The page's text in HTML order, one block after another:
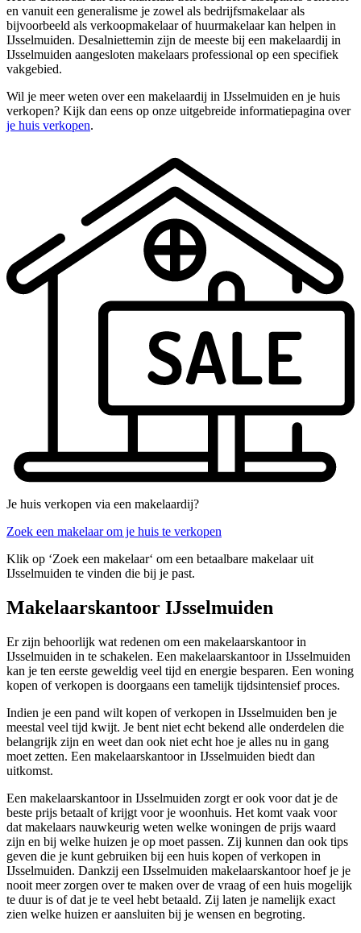
en vanuit een generalisme je zowel als bedrijfsmakelaar als
bijvoorbeeld als verkoopmakelaar of huurmakelaar kan helpen in
IJsselmuiden. Desalniettemin zijn de meeste bij een makelaardij in
IJsselmuiden aangesloten makelaars professional op een specifiek
vakgebied.
Wil je meer weten over een makelaardij in IJsselmuiden en je huis
verkopen? Kijk dan eens op onze uitgebreide informatiepagina over
je huis verkopen.
Je huis verkopen via een makelaardij?
Zoek een makelaar om je huis te verkopen
Klik op ‘Zoek een makelaar‘ om een betaalbare makelaar uit
IJsselmuiden te vinden die bij je past.
Makelaarskantoor IJsselmuiden
Er zijn behoorlijk wat redenen om een makelaarskantoor in
IJsselmuiden in te schakelen. Een makelaarskantoor in IJsselmuiden
kan je ten eerste geweldig veel tijd en energie besparen. Een woning
kopen of verkopen is doorgaans een tamelijk tijdsintensief proces.
Indien je een pand wilt kopen of verkopen in IJsselmuiden ben je
meestal veel tijd kwijt. Je bent niet echt bekend alle onderdelen die
belangrijk zijn en weet dan ook niet echt hoe je alles nu in gang
moet zetten. Een makelaarskantoor in IJsselmuiden biedt dan
uitkomst.
Een makelaarskantoor in IJsselmuiden zorgt er ook voor dat je de
beste prijs betaalt of krijgt voor je woonhuis. Het komt vaak voor
dat makelaars nauwkeurig weten welke woningen de prijs waard
zijn en bij welke huizen je op moet passen. Zij kunnen dan ook tips
geven die je kunt gebruiken bij een huis kopen of verkopen in
IJsselmuiden. Dankzij een IJsselmuiden makelaarskantoor hoef je je
nooit meer zorgen over te maken over de vraag of een huis mogelijk
te duur is of dat je te veel hebt betaald. Zij laten je namelijk exact
zien welke huizen er aansluiten bij je wensen en begroting.